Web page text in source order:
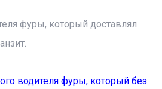
фуры, который доставлял
водителя фуры, который без